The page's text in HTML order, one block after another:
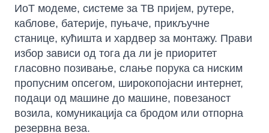
ИоТ модеме, системе за ТВ пријем, рутере,
каблове, батерије, пуњаче, прикључне
станице, кућишта и хардвер за монтажу. Прави
избор зависи од тога да ли је приоритет
гласовно позивање, слање порука са ниским
пропусним опсегом, широкопојасни интернет,
подаци од машине до машине, повезаност
возила, комуникација са бродом или отпорна
резервна веза.